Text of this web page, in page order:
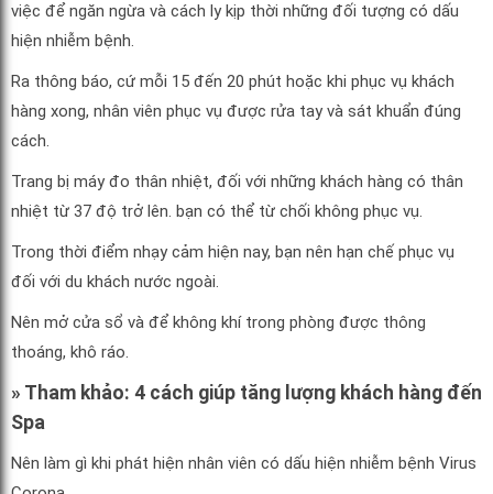
việc để ngăn ngừa và cách ly kịp thời những đối tượng có dấu
hiện nhiễm bệnh.
Ra thông báo, cứ mỗi 15 đến 20 phút hoặc khi phục vụ khách
hàng xong, nhân viên phục vụ được rửa tay và sát khuẩn đúng
cách.
Trang bị máy đo thân nhiệt, đối với những khách hàng có thân
nhiệt từ 37 độ trở lên. bạn có thể từ chối không phục vụ.
Trong thời điểm nhạy cảm hiện nay, bạn nên hạn chế phục vụ
đối với du khách nước ngoài.
Nên mở cửa sổ và để không khí trong phòng được thông
thoáng, khô ráo.
» Tham khảo: 4 cách giúp tăng lượng khách hàng đến
Spa
Nên làm gì khi phát hiện nhân viên có dấu hiện nhiễm bệnh Virus